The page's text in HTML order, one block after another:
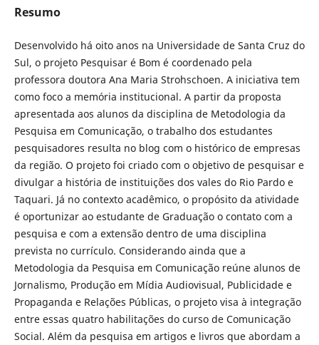
Resumo
Desenvolvido há oito anos na Universidade de Santa Cruz do
Sul, o projeto Pesquisar é Bom é coordenado pela
professora doutora Ana Maria Strohschoen. A iniciativa tem
como foco a memória institucional. A partir da proposta
apresentada aos alunos da disciplina de Metodologia da
Pesquisa em Comunicação, o trabalho dos estudantes
pesquisadores resulta no blog com o histórico de empresas
da região. O projeto foi criado com o objetivo de pesquisar e
divulgar a história de instituições dos vales do Rio Pardo e
Taquari. Já no contexto acadêmico, o propósito da atividade
é oportunizar ao estudante de Graduação o contato com a
pesquisa e com a extensão dentro de uma disciplina
prevista no currículo. Considerando ainda que a
Metodologia da Pesquisa em Comunicação reúne alunos de
Jornalismo, Produção em Mídia Audiovisual, Publicidade e
Propaganda e Relações Públicas, o projeto visa à integração
entre essas quatro habilitações do curso de Comunicação
Social. Além da pesquisa em artigos e livros que abordam a